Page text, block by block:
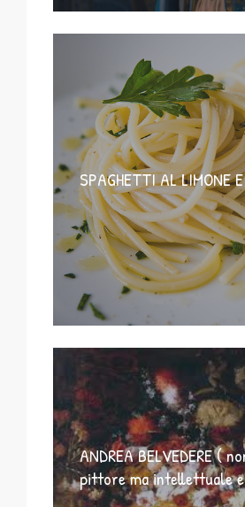
SPAGHETTI AL LIMONE
ANDREA BELVEDERE (
pittore ma intellettuale